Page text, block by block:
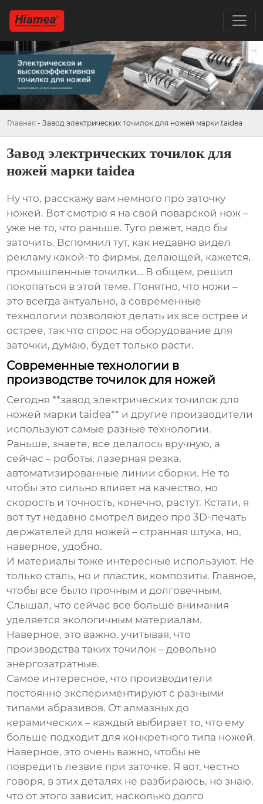
Главная - Завод электрических точилок для ножей марки taidea
Завод электрических точилок для
ножей марки taidea
Ну что, расскажу вам немного про заточку
ножей. Вот смотрю я на свой поварской нож –
уже не то, что раньше. Туго режет, надо бы
заточить. Вспомнил тут, как недавно видел
рекламу какой-то фирмы, делающей, кажется,
промышленные точилки… В общем, решил
покопаться в этой теме. Понятно, что ножи –
это всегда актуально, а современные
технологии позволяют делать их все острее и
острее, так что спрос на оборудование для
заточки, думаю, будет только расти.
Современные технологии в
производстве точилок для ножей
Сегодня **завод электрических точилок для
ножей марки taidea** и другие производители
используют самые разные технологии.
Раньше, знаете, все делалось вручную, а
сейчас – роботы, лазерная резка,
автоматизированные линии сборки. Не то
чтобы это сильно влияет на качество, но
скорость и точность, конечно, растут. Кстати, я
вот тут недавно смотрел видео про 3D-печать
держателей для ножей – странная штука, но,
наверное, удобно.
И материалы тоже интересные используют. Не
только сталь, но и пластик, композиты. Главное,
чтобы все было прочным и долговечным.
Слышал, что сейчас все больше внимания
уделяется экологичным материалам.
Наверное, это важно, учитывая, что
производства таких точилок – довольно
энергозатратные.
Самое интересное, что производители
постоянно экспериментируют с разными
типами абразивов. От алмазных до
керамических – каждый выбирает то, что ему
больше подходит для конкретного типа ножей.
Наверное, это очень важно, чтобы не
повредить лезвие при заточке. Я вот, честно
говоря, в этих деталях не разбираюсь, но знаю,
что от этого зависит, насколько долго